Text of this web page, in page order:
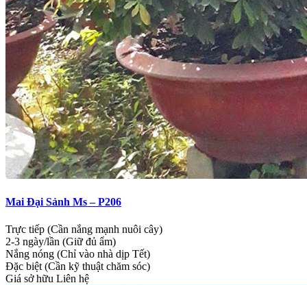
Mai Đại Sảnh Ms – P206
Trực tiếp (Cần nắng mạnh nuôi cây)
2-3 ngày/lần (Giữ đủ ẩm)
Nắng nóng (Chỉ vào nhà dịp Tết)
Đặc biệt (Cần kỹ thuật chăm sóc)
Giá sở hữu Liên hệ